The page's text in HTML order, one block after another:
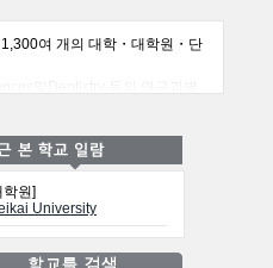
여 개의 대학・대학원・단
및Dentistry 등의 연구과별
학원]
University